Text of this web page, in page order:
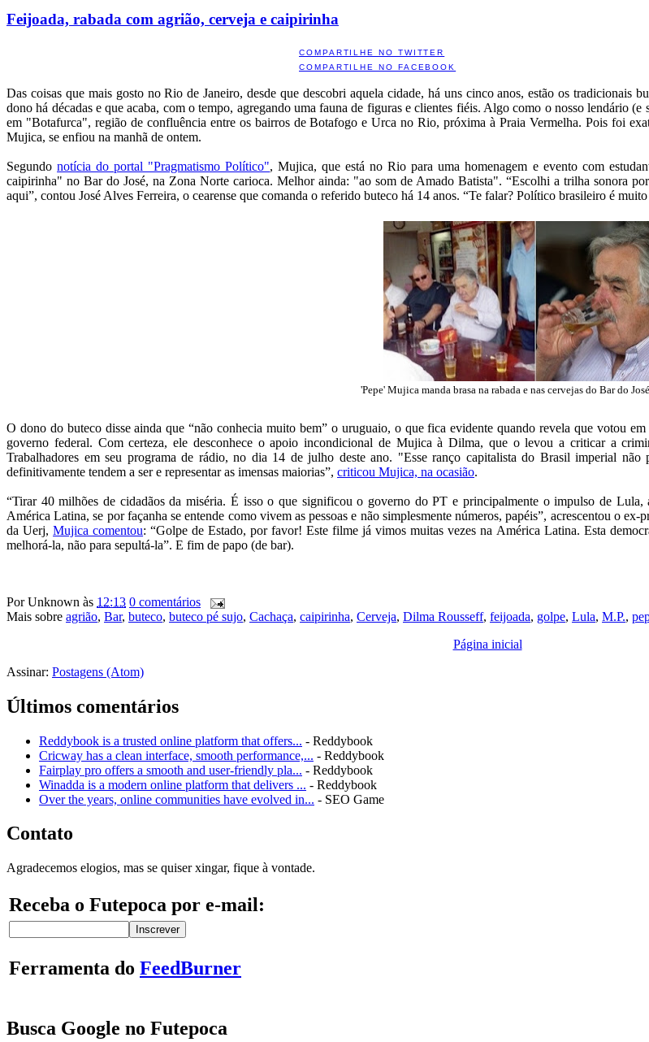
Feijoada, rabada com agrião, cerveja e caipirinha
COMPARTILHE NO TWITTER
COMPARTILHE NO FACEBOOK
Das coisas que mais gosto no Rio de Janeiro, desde que descobri aquela cidade, há uns cinco anos, estão os tradicionais
dono há décadas e que acaba, com o tempo, agregando uma fauna de figuras e clientes fiéis. Algo como o nosso lendário (e
em "Botafurca", região de confluência entre os bairros de Botafogo e Urca no Rio, próxima à Praia Vermelha. Pois foi
Mujica, se enfiou na manhã de ontem.
Segundonotícia do portal "Pragmatismo Político", Mujica, que está no Rio para uma homenagem e evento com
caipirinha" no Bar do José, na Zona Norte carioca. Melhor ainda: "ao som de Amado Batista". “Escolhi a trilha sonora
aqui”, contou José Alves Ferreira, o cearense que comanda o referido buteco há 14 anos. “Te falar? Político brasileiro é
'Pepe' Mujica manda brasa na rabada e nas cervejas do Bar do
O dono do buteco disse ainda que “não conhecia muito bem” o uruguaio, o que fica evidente quando revela que votou
governo federal. Com certeza, ele desconhece o apoio incondicional de Mujica à Dilma, que o levou a criticar a
Trabalhadores em seu programa de rádio, no dia 14 de julho deste ano. "Esse ranço capitalista do Brasil imperial
definitivamente tendem a ser e representar as imensas maiorias”, criticou Mujica, na ocasião.
“Tirar 40 milhões de cidadãos da miséria. É isso o que significou o governo do PT e principalmente o impulso de Lula,
América Latina, se por façanha se entende como vivem as pessoas e não simplesmente números, papéis”, acrescentou o
da Uerj,Mujica comentou: “Golpe de Estado, por favor! Este filme já vimos muitas vezes na América Latina. Esta
melhorá-la, não para sepultá-la”. E fim de papo (de bar).
PorUnknown às 12:13 0 comentários
Mais sobre agrião, Bar, buteco, buteco pé sujo, Cachaça, caipirinha, Cerveja, Dilma Rousseff, feijoada, golpe, Lula, M.P.,
Página inicial
Assinar: Postagens (Atom)
Últimos comentários
Reddybook is a trusted online platform that offers... - Reddybook
Cricway has a clean interface, smooth performance,... - Reddybook
Fairplay pro offers a smooth and user-friendly pla... - Reddybook
Winadda is a modern online platform that delivers ... - Reddybook
Over the years, online communities have evolved in... - SEO Game
Contato
Agradecemos elogios, mas se quiser xingar, fique à vontade.
Receba o Futepoca por e-mail:
Ferramenta do FeedBurner
Busca Google no Futepoca